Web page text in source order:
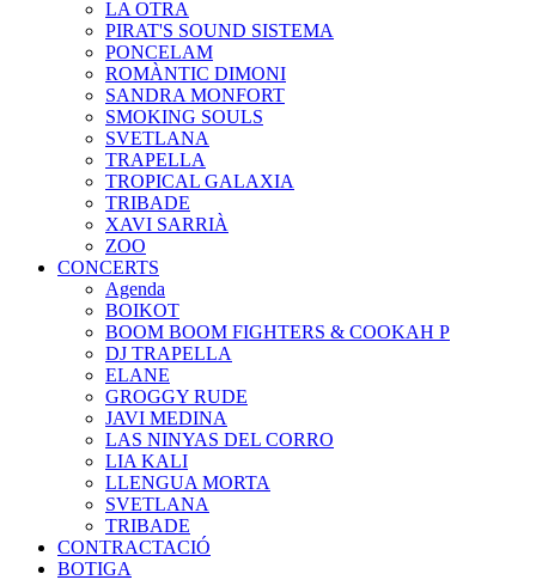
LA OTRA
PIRAT'S SOUND SISTEMA
PONCELAM
ROMÀNTIC DIMONI
SANDRA MONFORT
SMOKING SOULS
SVETLANA
TRAPELLA
TROPICAL GALAXIA
TRIBADE
XAVI SARRIÀ
ZOO
CONCERTS
Agenda
BOIKOT
BOOM BOOM FIGHTERS & COOKAH P
DJ TRAPELLA
ELANE
GROGGY RUDE
JAVI MEDINA
LAS NINYAS DEL CORRO
LIA KALI
LLENGUA MORTA
SVETLANA
TRIBADE
CONTRACTACIÓ
BOTIGA